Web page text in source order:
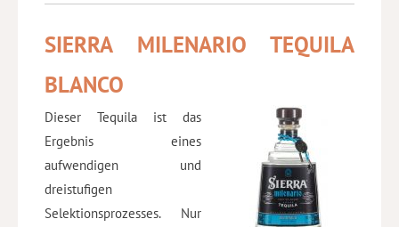
SIERRA MILENARIO TEQUILA
BLANCO
Dieser Tequila ist das
Ergebnis eines
aufwendigen und
dreistufigen
Selektionsprozesses. Nur